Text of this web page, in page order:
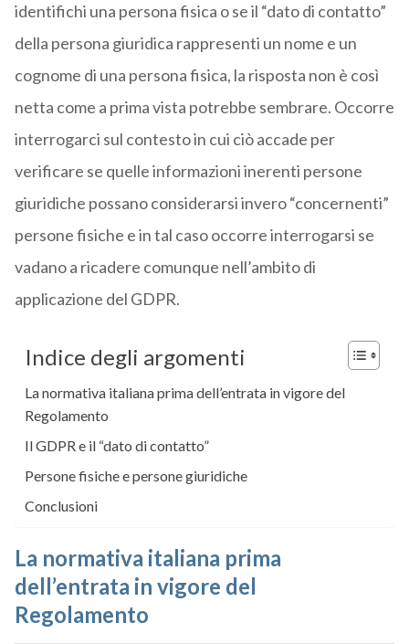
identifichi una persona fisica o se il “dato di contatto”
della persona giuridica rappresenti un nome e un
cognome di una persona fisica, la risposta non è così
netta come a prima vista potrebbe sembrare. Occorre
interrogarci sul contesto in cui ciò accade per
verificare se quelle informazioni inerenti persone
giuridiche possano considerarsi invero “concernenti”
persone fisiche e in tal caso occorre interrogarsi se
vadano a ricadere comunque nell’ambito di
applicazione del GDPR.
Indice degli argomenti
La normativa italiana prima dell’entrata in vigore del
Regolamento
Il GDPR e il “dato di contatto”
Persone fisiche e persone giuridiche
Conclusioni
La normativa italiana prima
dell’entrata in vigore del
Regolamento